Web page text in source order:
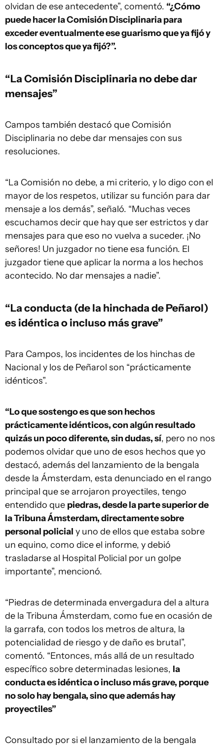
olvidan de ese antecedente”, comentó. “¿Cómo
puede hacer la Comisión Disciplinaria para
exceder eventualmente ese guarismo que ya fijó y
los conceptos que ya fijó?”.
“La Comisión Disciplinaria no debe dar
mensajes”
Campos también destacó que Comisión
Disciplinaria no debe dar mensajes con sus
resoluciones.
“La Comisión no debe, a mi criterio, y lo digo con el
mayor de los respetos, utilizar su función para dar
mensaje a los demás”, señaló. “Muchas veces
escuchamos decir que hay que ser estrictos y dar
mensajes para que eso no vuelva a suceder. ¡No
señores! Un juzgador no tiene esa función. El
juzgador tiene que aplicar la norma a los hechos
acontecido. No dar mensajes a nadie”.
“La conducta (de la hinchada de Peñarol)
es idéntica o incluso más grave”
Para Campos, los incidentes de los hinchas de
Nacional y los de Peñarol son “prácticamente
idénticos”.
“Lo que sostengo es que son hechos
prácticamente idénticos, con algún resultado
quizás un poco diferente, sin dudas, sí, pero no nos
podemos olvidar que uno de esos hechos que yo
destacó, además del lanzamiento de la bengala
desde la Ámsterdam, esta denunciado en el rango
principal que se arrojaron proyectiles, tengo
entendido que piedras, desde la parte superior de
la Tribuna Ámsterdam, directamente sobre
personal policial y uno de ellos que estaba sobre
un equino, como dice el informe, y debió
trasladarse al Hospital Policial por un golpe
importante”, mencionó.
“Piedras de determinada envergadura del a altura
de la Tribuna Ámsterdam, como fue en ocasión de
la garrafa, con todos los metros de altura, la
potencialidad de riesgo y de daño es brutal”,
comentó. “Entonces, más allá de un resultado
específico sobre determinadas lesiones, la
conducta es idéntica o incluso más grave, porque
no solo hay bengala, sino que además hay
proyectiles”
Consultado por si el lanzamiento de la bengala